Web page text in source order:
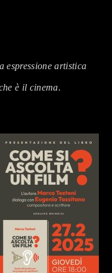
Aperta
espressione artistica
è il cinema.